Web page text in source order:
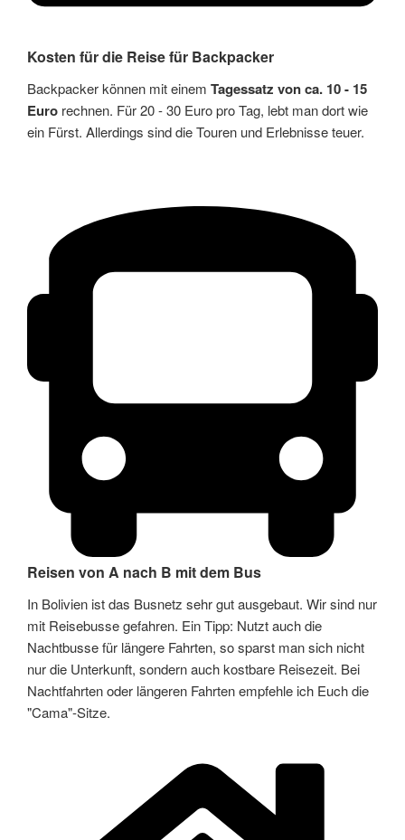
Kosten für die Reise für Backpacker
Backpacker können mit einem Tagessatz von ca. 10 - 15
Euro rechnen. Für 20 - 30 Euro pro Tag, lebt man dort wie
ein Fürst. Allerdings sind die Touren und Erlebnisse teuer.
Reisen von A nach B mit dem Bus
In Bolivien ist das Busnetz sehr gut ausgebaut. Wir sind nur
mit Reisebusse gefahren. Ein Tipp: Nutzt auch die
Nachtbusse für längere Fahrten, so sparst man sich nicht
nur die Unterkunft, sondern auch kostbare Reisezeit. Bei
Nachtfahrten oder längeren Fahrten empfehle ich Euch die
"Cama"-Sitze.